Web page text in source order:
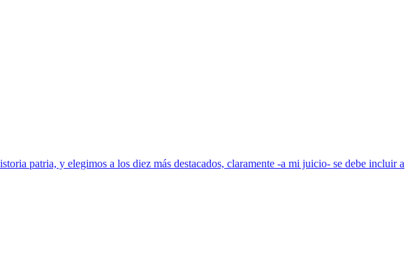
patria, y elegimos a los diez más destacados, claramente -a mi juicio- se debe incluir a